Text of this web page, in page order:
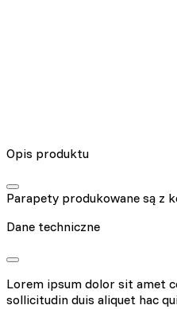
Opis produktu
Parapety produkowane są z
Dane techniczne
Lorem ipsum dolor sit amet
sollicitudin duis aliquet hac